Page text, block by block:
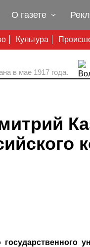
Культура
О газете
в мае 1917 года.
государственного